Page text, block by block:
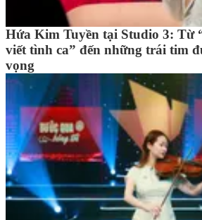
Hứa Kim Tuyền tại Studio 3: Từ
viết tình ca” đến những trái tim
vọng